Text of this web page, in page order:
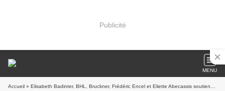
Publicité
MENU
Accueil » Elisabeth Badinter, BHL, Bruckner, Frédéric Encel et Eliette Abecassis soutiennent les propos racistes de Georges Bensoussan